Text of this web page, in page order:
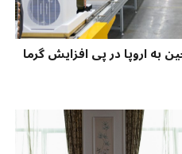
اروپا در پی افزایش گرما